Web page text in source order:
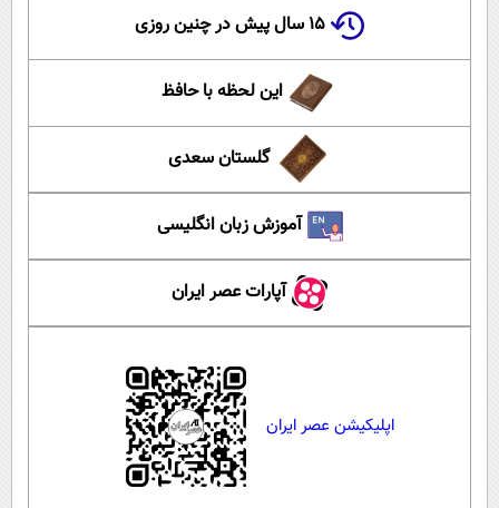
۱۵ سال پیش در چنین روزی
این لحظه با حافظ
گلستان سعدی
آموزش زبان انگلیسی
آپارات عصر ایران
اپلیکیشن عصر ایران